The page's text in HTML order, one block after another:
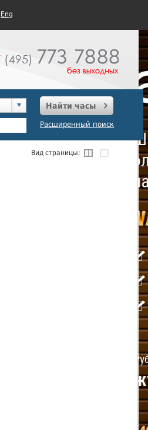
Eng
Найти часы
Расширенный поиск
Вид страницы: